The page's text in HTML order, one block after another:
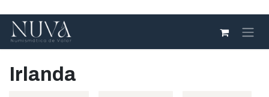
Ir al contenido
Irlanda